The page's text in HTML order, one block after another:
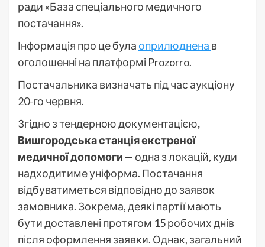
ради «База спеціального медичного
постачання».
Інформація про це була оприлюднена в
оголошенні на платформі Prozorro.
Постачальника визначать під час аукціону
20-го червня.
Згідно з тендерною документацією,
Вишгородська станція екстреної
медичної допомоги — одна з локацій, куди
надходитиме уніформа. Постачання
відбуватиметься відповідно до заявок
замовника. Зокрема, деякі партії мають
бути доставлені протягом 15 робочих днів
після оформлення заявки. Однак, загальний